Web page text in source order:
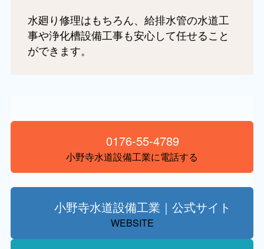
水廻り修理はもちろん、給排水管の水道工
事や浄化槽設備工事も安心して任せること
ができます。
0176-55-4789
小野寺水道設備工業に電話する
小野寺水道設備工業｜公式サイト
WEBSITE